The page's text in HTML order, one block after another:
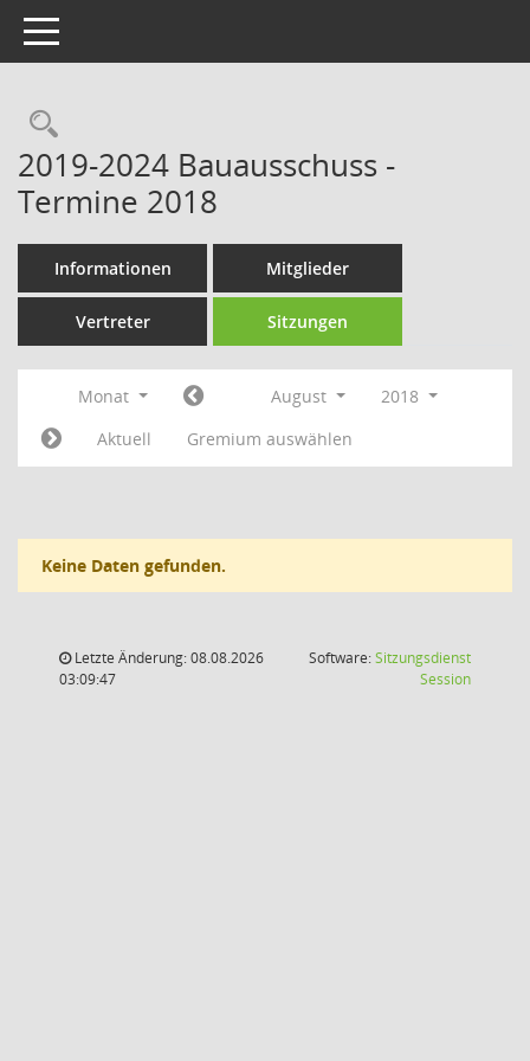
Toggle navigation
Rechercheauswahl
2019-2024 Bauausschuss -
Termine 2018
Informationen Mitglieder
Vertreter Sitzungen
Monat August
2018
Aktuell
Gremium auswählen
Keine Daten gefunden.
Letzte Änderung: 08.08.2026
03:09:47
Software:Sitzungsdienst
Session(Wird in